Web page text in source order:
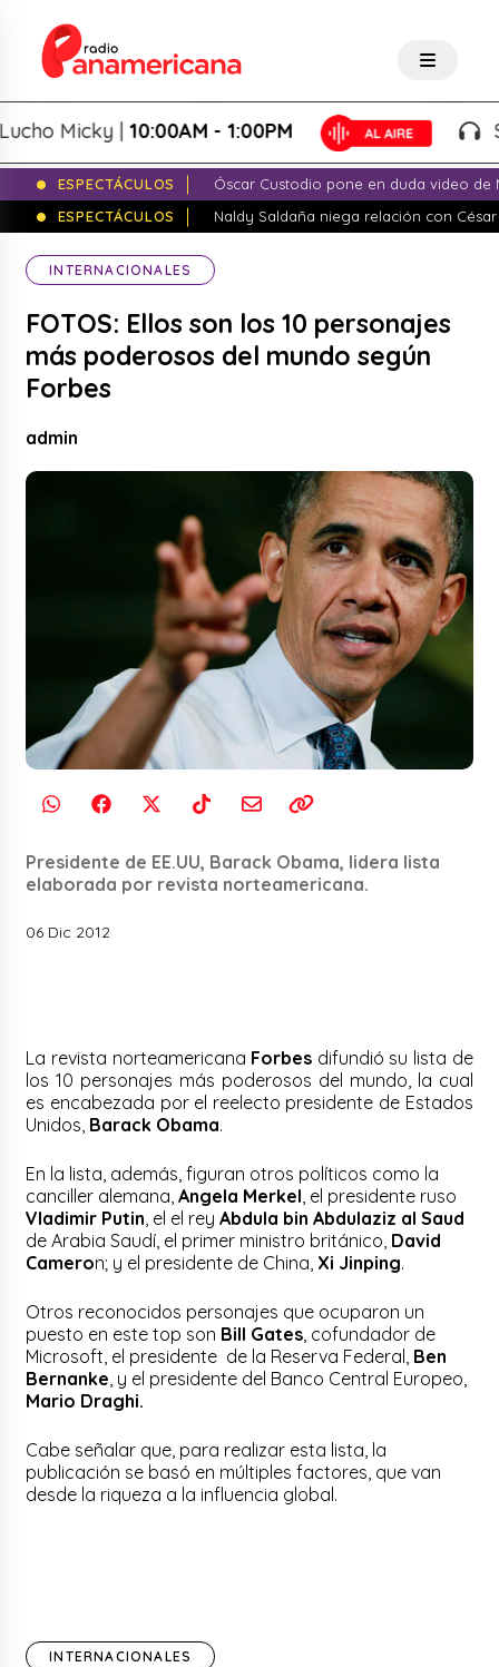
Micky |10:00AM - 1:00PM
ESPECTÁCULOS
Óscar Custodio pone en duda video de
ESPECTÁCULOS
Naldy Saldaña niega relación con
INTERNACIONALES
FOTOS: Ellos son los 10 personajes
más poderosos del mundo según
Forbes
admin
Presidente de EE.UU, Barack Obama, lidera lista
elaborada por revista norteamericana.
06 Dic 2012
La revista norteamericana Forbes difundió su lista de
los 10 personajes más poderosos del mundo, la cual
es encabezada por el reelecto presidente de Estados
Unidos, Barack Obama.
En la lista, además, figuran otros políticos como la
canciller alemana,Angela Merkel, el presidente ruso
Vladimir Putin, el el rey Abdula bin Abdulaziz al Saud
de Arabia Saudí, el primer ministro británico, David
Cameron; y el presidente de China, Xi Jinping.
Otros reconocidos personajes que ocuparon un
puesto en este top son Bill Gates, cofundador de
Microsoft, el presidente de la Reserva Federal, Ben
Bernanke, y el presidente del Banco Central Europeo,
Mario Draghi.
Cabe señalar que, para realizar esta lista, la
publicación se basó en múltiples factores, que van
desde la riqueza a la influencia global.
INTERNACIONALES